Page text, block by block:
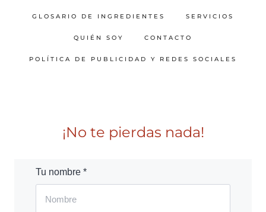
GLOSARIO DE INGREDIENTES SERVICIOS
QUIÉN SOY CONTACTO
POLÍTICA DE PUBLICIDAD Y REDES SOCIALES
¡No te pierdas nada!
Tu nombre *